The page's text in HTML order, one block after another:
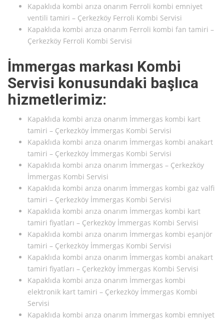
Kapaklıda kombi arıza onarım Ferroli kombi emniyet
ventili tamiri – Çerkezköy Ferroli Kombi Servisi
Kapaklıda kombi arıza onarım Ferroli kombi fan tamiri –
Çerkezköy Ferroli Kombi Servisi
İmmergas markası Kombi
Servisi konusundaki başlıca
hizmetlerimiz:
Kapaklıda kombi arıza onarım İmmergas kombi kart
tamiri – Çerkezköy İmmergas Kombi Servisi
Kapaklıda kombi arıza onarım İmmergas kombi anakart
tamiri – Çerkezköy İmmergas Kombi Servisi
Kapaklıda kombi arıza onarım İmmergas – Çerkezköy
İmmergas Kombi Servisi
Kapaklıda kombi arıza onarım İmmergas kombi gaz valfi
tamiri – Çerkezköy İmmergas Kombi Servisi
Kapaklıda kombi arıza onarım İmmergas kombi kart
tamiri fiyatları – Çerkezköy İmmergas Kombi Servisi
Kapaklıda kombi arıza onarım İmmergas kombi eşanjör
tamiri – Çerkezköy İmmergas Kombi Servisi
Kapaklıda kombi arıza onarım İmmergas kombi anakart
tamiri fiyatları – Çerkezköy İmmergas Kombi Servisi
Kapaklıda kombi arıza onarım İmmergas kombi
elektronik kart tamiri – Çerkezköy İmmergas Kombi
Servisi
Kapaklıda kombi arıza onarım İmmergas kombi emniyet